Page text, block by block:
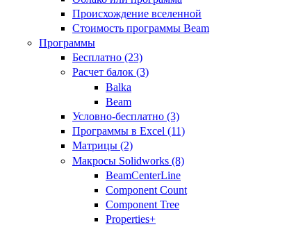
Происхождение вселенной
Стоимость программы Beam
Программы
Бесплатно (23)
Расчет балок (3)
Balka
Beam
Условно-бесплатно (3)
Программы в Excel (11)
Матрицы (2)
Макросы Solidworks (8)
BeamCenterLine
Component Count
Component Tree
Properties+